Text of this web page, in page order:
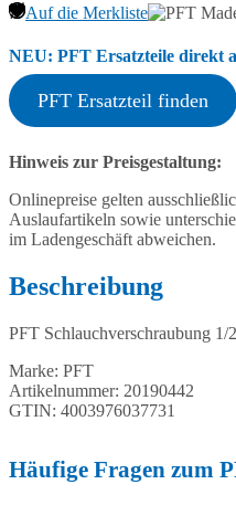
Auf die Merkliste
NEU: PFT Ersatzteile direkt
PFT Ersatzteil finden
Hinweis zur Preisgestaltung:
Onlinepreise gelten
Auslaufartikeln sowie
im Ladengeschäft abweichen.
Beschreibung
PFT Schlauchverschraubung
Marke: PFT
Artikelnummer: 20190442
GTIN: 4003976037731
Häufige Fragen zum